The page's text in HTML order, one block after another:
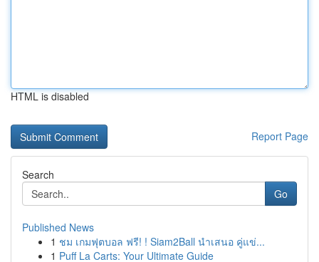
HTML is disabled
Report Page
Search
Go
Published News
1 ชม เกมฟุตบอล ฟรี! ! Siam2Ball นำเสนอ คู่แข่...
1 Puff La Carts: Your Ultimate Guide